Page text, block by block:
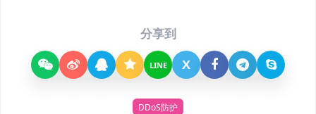
分享到
LINE X
DDoS防护